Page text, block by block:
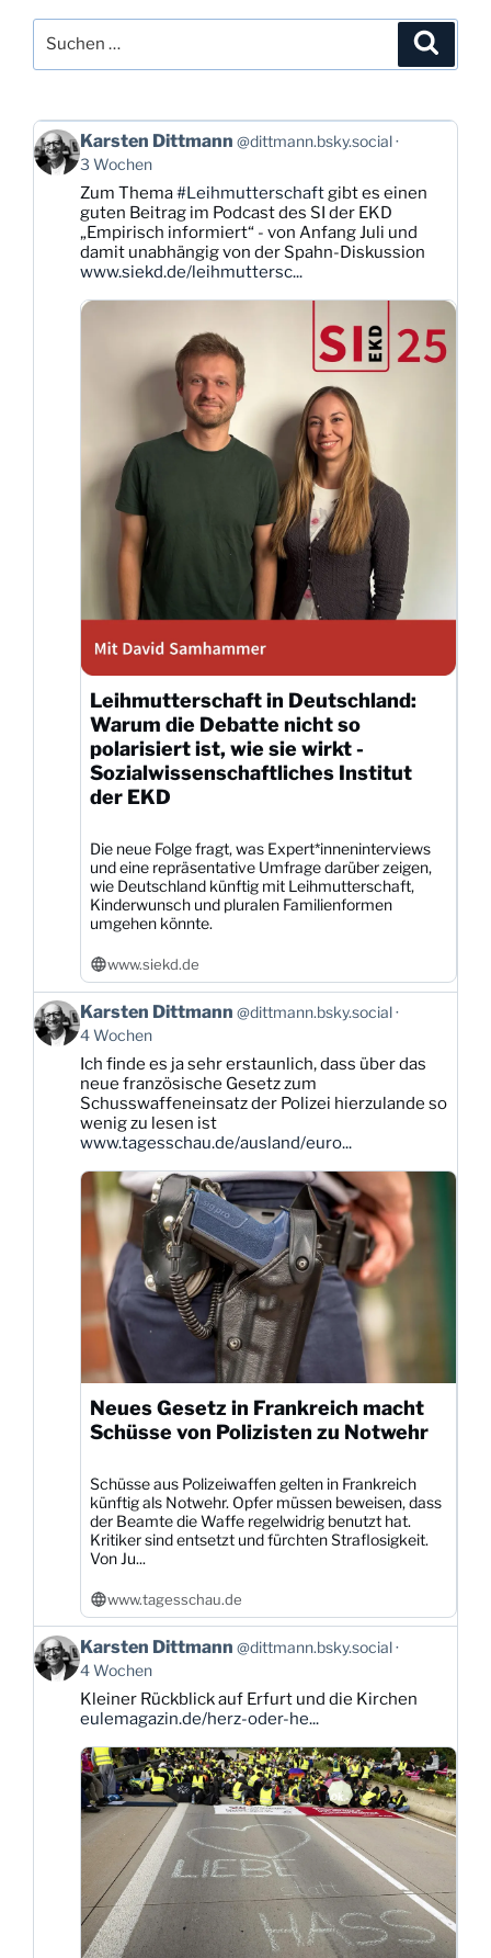
nach:
Beitrag
von
Karsten
Dittmann
Bluesky
ansehen
Karsten Dittmann @dittmann.bsky.social
3 Wochen
Zum Thema#Leihmutterschaftgibt es einen
guten Beitrag im Podcast des SI der EKD
„Empirisch informiert“ - von Anfang Juli und
damit unabhängig von der Spahn-Diskussion
www.siekd.de/leihmuttersc...
Leihmutterschaft in Deutschland:
Warum die Debatte nicht so
polarisiert ist, wie sie wirkt -
Sozialwissenschaftliches Institut
der EKD
Die neue Folge fragt, was Expert*inneninterviews
und eine repräsentative Umfrage darüber zeigen,
wie Deutschland künftig mit Leihmutterschaft,
Kinderwunsch und pluralen Familienformen
umgehen könnte.
www.siekd.de
Beitrag
von
Karsten
Dittmann
Bluesky
ansehen
Karsten Dittmann @dittmann.bsky.social
4 Wochen
Ich finde es ja sehr erstaunlich, dass über das
neue französische Gesetz zum
Schusswaffeneinsatz der Polizei hierzulande so
wenig zu lesen ist
www.tagesschau.de/ausland/euro...
Neues Gesetz in Frankreich macht
Schüsse von Polizisten zu Notwehr
Schüsse aus Polizeiwaffen gelten in Frankreich
künftig als Notwehr. Opfer müssen beweisen, dass
der Beamte die Waffe regelwidrig benutzt hat.
Kritiker sind entsetzt und fürchten Straflosigkeit.
Von Ju...
www.tagesschau.de
Beitrag
von
Karsten
Dittmann
Bluesky
ansehen
Karsten Dittmann @dittmann.bsky.social
4 Wochen
Kleiner Rückblick auf Erfurt und die Kirchen
eulemagazin.de/herz-oder-he...